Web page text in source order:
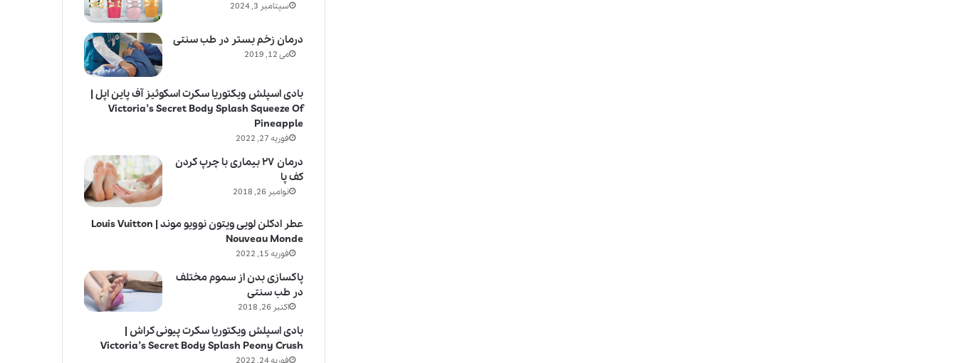
سپتامبر 3, 2024
درمان زخم بستر در طب سنتی
می 12, 2019
بادی اسپلش ویکتوریا سکرت اسکوئیز آف پاین اپل |
Victoria’s Secret Body Splash Squeeze Of
Pineapple
فوریه 27, 2022
درمان ۲۷ بیماری با چرپ کردن
کف پا
نوامبر 26, 2018
عطر ادکلن لویی ویتون نوویو موند | Louis Vuitton
Nouveau Monde
فوریه 15, 2022
پاکسازی بدن از سموم مختلف
در طب سنتی
اکتبر 26, 2018
بادی اسپلش ویکتوریا سکرت پیونی کراش |
Victoria’s Secret Body Splash Peony Crush